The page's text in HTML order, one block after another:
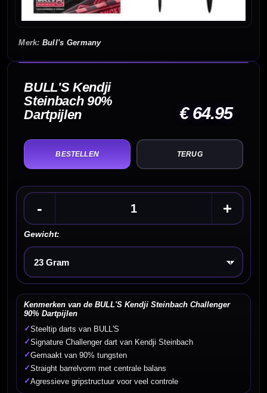
Bull's Germany
BULL'S Kendji
Steinbach 90%
Dartpijlen
€ 64.95
TERUG
- +
Gewicht:
Kies een optie
Kenmerken van de BULL'S Kendji Steinbach Challenger
90% Dartpijlen
✓Steeltip darts van BULL'S
✓Signature Challenger dart van Kendji Steinbach
✓Gemaakt van 90% tungsten
✓Straight barrelvorm met centrale balans
✓Agressieve gripstructuur voor veel controle